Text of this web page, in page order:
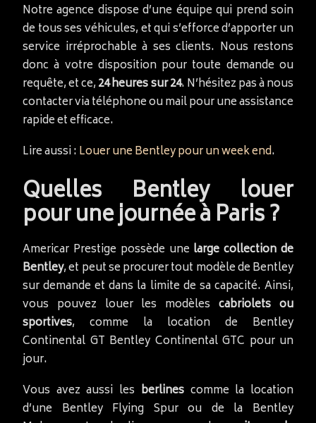
Notre agence dispose d’une équipe qui prend soin
de tous ses véhicules, et qui s’efforce d’apporter un
service irréprochable à ses clients. Nous restons
donc à votre disposition pour toute demande ou
requête, et ce,24 heures sur 24. N’hésitez pas à nous
contacter via téléphone ou mail pour une assistance
rapide et efficace.
Lire aussi :Louer une Bentley pour un week end.
Quelles Bentley louer
pour une journée à Paris ?
Americar Prestige possède une large collection de
Bentley, et peut se procurer tout modèle de Bentley
sur demande et dans la limite de sa capacité. Ainsi,
vous pouvez louer les modèlescabriolets ou
sportives, comme la location de Bentley
Continental GT Bentley Continental GTC pour un
jour.
Vous avez aussi les berlinescomme la location
d’une Bentley Flying Spur ou de la Bentley